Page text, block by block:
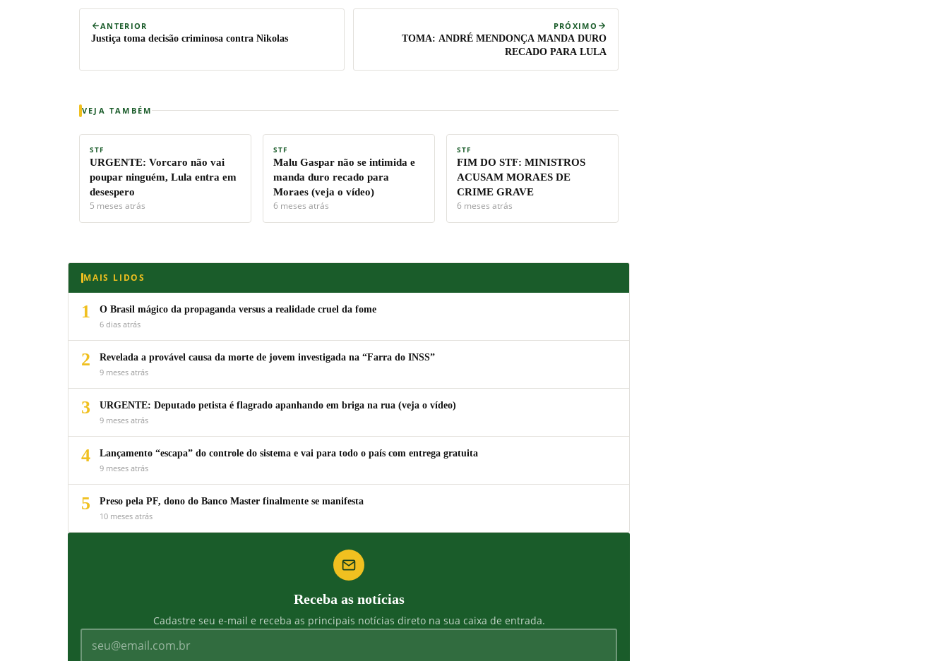
ANTERIOR
Justiça toma decisão criminosa contra Nikolas
PRÓXIMO
TOMA: ANDRÉ MENDONÇA MANDA DURO
RECADO PARA LULA
VEJA TAMBÉM
STF
URGENTE: Vorcaro não vai
poupar ninguém, Lula entra em
desespero
5 meses atrás
STF
Malu Gaspar não se intimida e
manda duro recado para
Moraes (veja o vídeo)
6 meses atrás
STF
FIM DO STF: MINISTROS
ACUSAM MORAES DE
CRIME GRAVE
6 meses atrás
MAIS LIDOS
1
O Brasil mágico da propaganda versus a realidade cruel da fome
6 dias atrás
2
Revelada a provável causa da morte de jovem investigada na “Farra do INSS”
9 meses atrás
3
URGENTE: Deputado petista é flagrado apanhando em briga na rua (veja o vídeo)
9 meses atrás
4
Lançamento “escapa” do controle do sistema e vai para todo o país com entrega gratuita
9 meses atrás
5
Preso pela PF, dono do Banco Master finalmente se manifesta
10 meses atrás
Receba as notícias
Cadastre seu e-mail e receba as principais notícias direto na sua caixa de entrada.